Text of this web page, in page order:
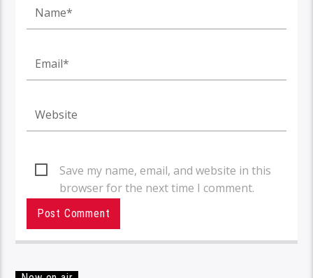
Save my name, email, and website in this
browser for the next time I comment.